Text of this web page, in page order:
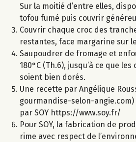
Sur la moitié d’entre elles,
tofou fumé puis couvrir
Couvrir chaque croc des
restantes, face margarine sur
Saupoudrer de fromage et
180°C (Th.6), jusqu’à ce que
soient bien dorés.
Une recette par Angélique
gourmandise-selon-
par SOY https://www.soy.fr/
Pour SOY, la fabrication de
rime avec respect de